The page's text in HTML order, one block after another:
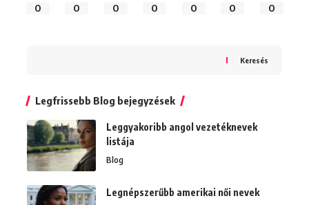
0 0 0 0 0 0 0
Keresés
Legfrissebb Blog bejegyzések
Leggyakoribb angol vezetéknevek
listája
Blog
Legnépszerűbb amerikai női nevek